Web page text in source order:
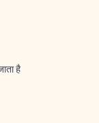
है